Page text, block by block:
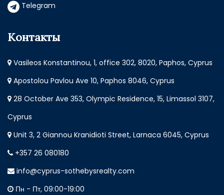
Telegram
Контакты
Vasileos Konstantinou, 1, office 302, 8020, Paphos, Cyprus
Apostolou Pavlou Ave 10, Paphos 8046, Cyprus
28 October Ave 353, Olympic Residence, 15, Limassol 3107,
Cyprus
Unit 3, 2 Giannou Kranidioti Street, Larnaca 6045, Cyprus
+357 26 080180
info@cyprus-sothebysrealty.com
Пн - Пт, 09:00-19:00